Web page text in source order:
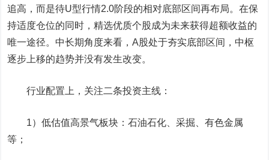
追高，而是待U型行情2.0阶段的相对底部区间再布局。在保
持适度仓位的同时，精选优质个股成为未来获得超额收益的
唯一途径。中长期角度来看，A股处于夯实底部区间，中枢
逐步上移的趋势并没有发生改变。
行业配置上，关注二条投资主线：
1）低估值高景气板块：石油石化、采掘、有色金属
等；